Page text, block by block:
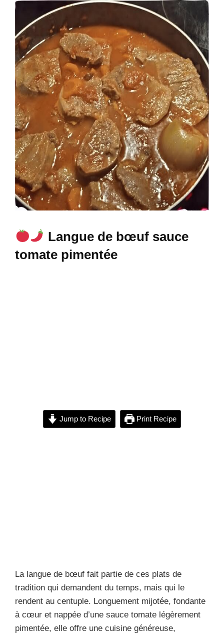
Langue de bœuf sauce
tomate pimentée
Jump to Recipe Print Recipe
La langue de bœuf fait partie de ces plats de
tradition qui demandent du temps, mais qui le
rendent au centuple. Longuement mijotée, fondante
à cœur et nappée d’une sauce tomate légèrement
pimentée, elle offre une cuisine généreuse,